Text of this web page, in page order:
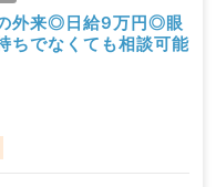
の外来◎日給9万円◎眼
ちでなくても相談可能